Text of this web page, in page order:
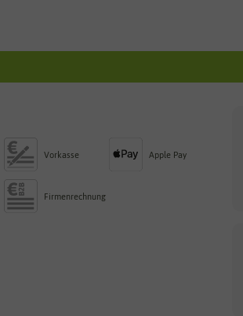
Vorkasse Apple Pay
Firmenrechnung